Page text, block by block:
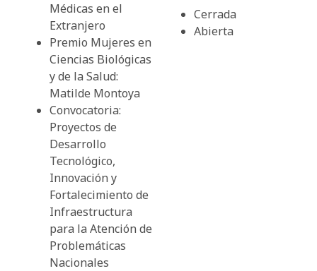
Médicas en el
Extranjero
Premio Mujeres en
Ciencias Biológicas
y de la Salud:
Matilde Montoya
Convocatoria:
Proyectos de
Desarrollo
Tecnológico,
Innovación y
Fortalecimiento de
Infraestructura
para la Atención de
Problemáticas
Nacionales
Cerrada
Abierta